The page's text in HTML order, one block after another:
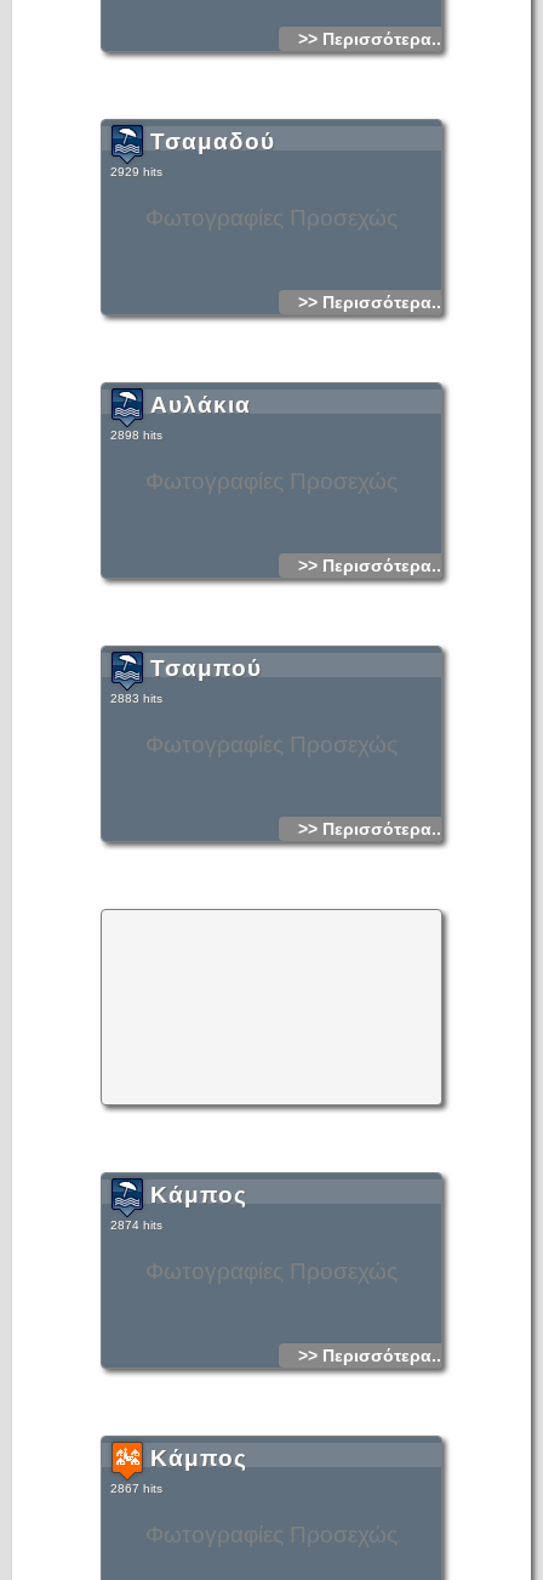
>> Περισσότερα...
Φωτογραφίες Προσεχώς
Τσαμαδού
2929 hits
>> Περισσότερα...
Φωτογραφίες Προσεχώς
Αυλάκια
2898 hits
>> Περισσότερα...
Φωτογραφίες Προσεχώς
Τσαμπού
2883 hits
>> Περισσότερα...
Φωτογραφίες Προσεχώς
Κάμπος
2874 hits
>> Περισσότερα...
Φωτογραφίες Προσεχώς
Κάμπος
2867 hits